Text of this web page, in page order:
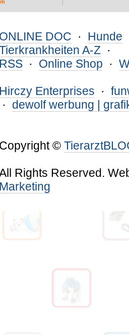
ONLINE DOC · Hunde
A-Z ·
RSS · Online Shop ·
Hirczy Enterprises ·
· dewolf werbung |
Copyright ©
Rights Reserved.
Marketing